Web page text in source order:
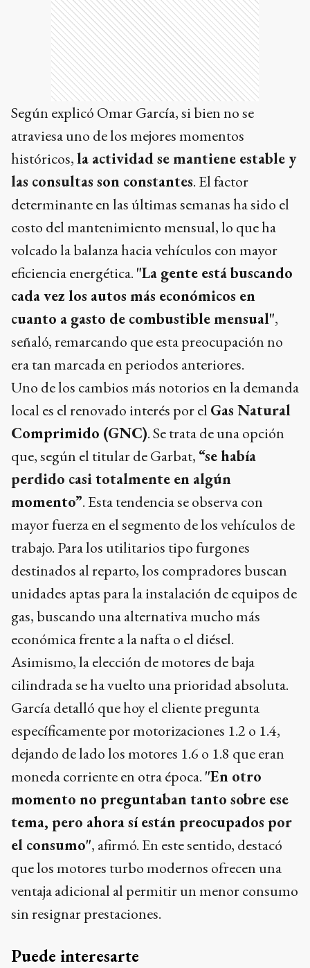
Según explicó Omar García, si bien no se
atraviesa uno de los mejores momentos
históricos,la actividad se mantiene estable y
las consultas son constantes. El factor
determinante en las últimas semanas ha sido el
costo del mantenimiento mensual, lo que ha
volcado la balanza hacia vehículos con mayor
eficiencia energética. "La gente está buscando
cada vez los autos más económicos en
cuanto a gasto de combustible mensual",
señaló, remarcando que esta preocupación no
era tan marcada en periodos anteriores.
Uno de los cambios más notorios en la demanda
local es el renovado interés por el Gas Natural
Comprimido (GNC). Se trata de una opción
que, según el titular de Garbat, “se había
perdido casi totalmente en algún
momento”. Esta tendencia se observa con
mayor fuerza en el segmento de los vehículos de
trabajo. Para los utilitarios tipo furgones
destinados al reparto, los compradores buscan
unidades aptas para la instalación de equipos de
gas, buscando una alternativa mucho más
económica frente a la nafta o el diésel.
Asimismo, la elección de motores de baja
cilindrada se ha vuelto una prioridad absoluta.
García detalló que hoy el cliente pregunta
específicamente por motorizaciones 1.2 o 1.4,
dejando de lado los motores 1.6 o 1.8 que eran
moneda corriente en otra época. "En otro
momento no preguntaban tanto sobre ese
tema, pero ahora sí están preocupados por
el consumo", afirmó. En este sentido, destacó
que los motores turbo modernos ofrecen una
ventaja adicional al permitir un menor consumo
sin resignar prestaciones.
Puede interesarte